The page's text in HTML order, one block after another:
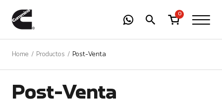
0
Home Productos Post-Venta
Post-Venta